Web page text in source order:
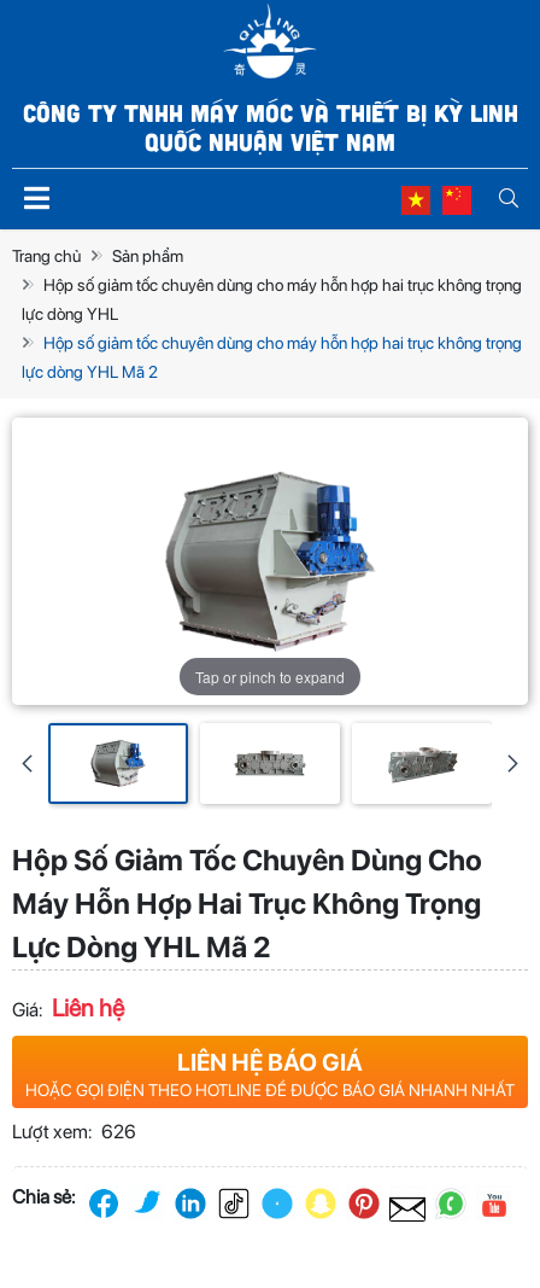
CÔNG TY TNHH MÁY MÓC VÀ THIẾT BỊ KỲ LINH
QUỐC NHUẬN VIỆT NAM
Trang chủ
Sản phẩm
Hộp số giảm tốc chuyên dùng cho máy hỗn hợp hai trục không trọng
lực dòng YHL
Hộp số giảm tốc chuyên dùng cho máy hỗn hợp hai trục không trọng
lực dòng YHL Mã 2
Tap or pinch to expand
Hộp Số Giảm Tốc Chuyên Dùng Cho
Máy Hỗn Hợp Hai Trục Không Trọng
Lực Dòng YHL Mã 2
Giá: Liên hệ
LIÊN HỆ BÁO GIÁ
HOẶC GỌI ĐIỆN THEO HOTLINE ĐỂ ĐƯỢC BÁO GIÁ NHANH NHẤT
Lượt xem: 626
Chia sẻ: